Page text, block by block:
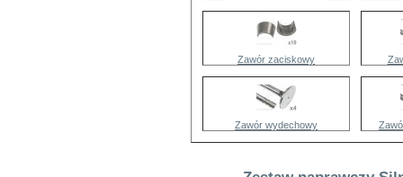
Zawór zaciskowy
Zawór wydechowy